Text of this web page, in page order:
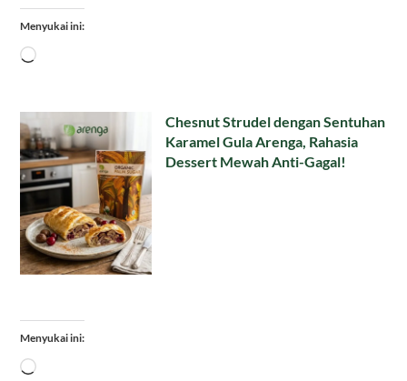
Menyukai ini:
Memuat...
Chesnut Strudel dengan Sentuhan
Karamel Gula Arenga, Rahasia
Dessert Mewah Anti-Gagal!
Menyukai ini:
Memuat...